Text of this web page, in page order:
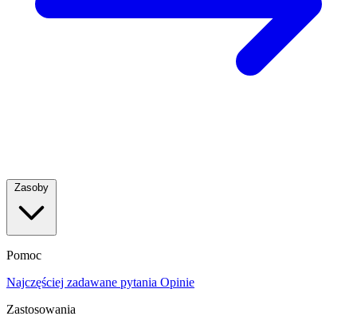
Pomoc
Najczęściej zadawane pytania Opinie
Zastosowania